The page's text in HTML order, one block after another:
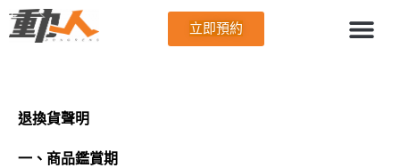
立即預約
退換貨聲明
一、商品鑑賞期